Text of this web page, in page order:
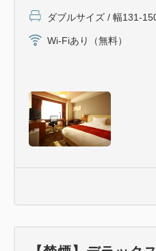
1000円
・Times山形駅ビル駐車
●アクセス●
・電車 JR山形駅改札より
・飛行機 山形空港よりシ
※仙台からのアクセス：
ダブルサイズ / 幅131-
Wi-Fiあり（無料）